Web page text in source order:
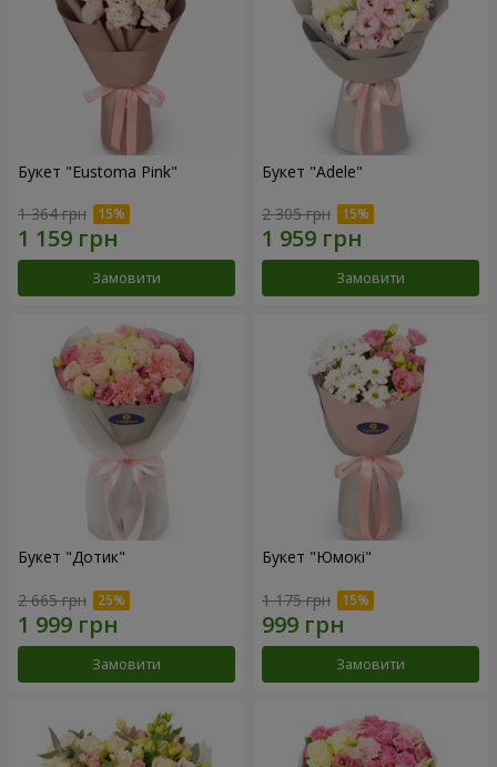
Букет "Eustoma Pink"
1 364 грн
Замовити
Букет "Adele"
2 305 грн
Замовити
Букет "Дотик"
2 665 грн
Замовити
Букет "Юмокі"
1 175 грн
Замовити